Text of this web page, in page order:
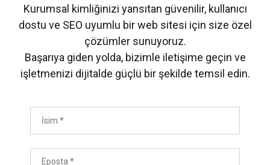
Kurumsal kimliğinizi yansıtan güvenilir, kullanıcı
dostu ve SEO uyumlu bir web sitesi için size özel
çözümler sunuyoruz.
Başarıya giden yolda, bizimle iletişime geçin ve
işletmenizi dijitalde güçlü bir şekilde temsil edin.